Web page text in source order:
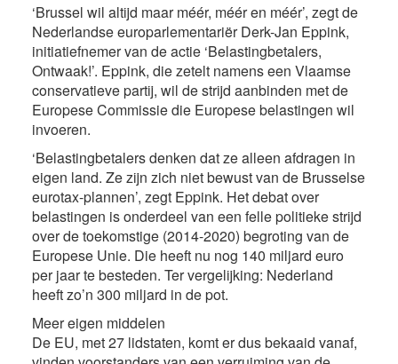
‘Brussel wil altijd maar méér, méér en méér’, zegt de
Nederlandse europarlementariër Derk-Jan Eppink,
initiatiefnemer van de actie ‘Belastingbetalers,
Ontwaak!’. Eppink, die zetelt namens een Vlaamse
conservatieve partij, wil de strijd aanbinden met de
Europese Commissie die Europese belastingen wil
invoeren.
‘Belastingbetalers denken dat ze alleen afdragen in
eigen land. Ze zijn zich niet bewust van de Brusselse
eurotax-plannen’, zegt Eppink. Het debat over
belastingen is onderdeel van een felle politieke strijd
over de toekomstige (2014-2020) begroting van de
Europese Unie. Die heeft nu nog 140 miljard euro
per jaar te besteden. Ter vergelijking: Nederland
heeft zo’n 300 miljard in de pot.
Meer eigen middelen
De EU, met 27 lidstaten, komt er dus bekaaid vanaf,